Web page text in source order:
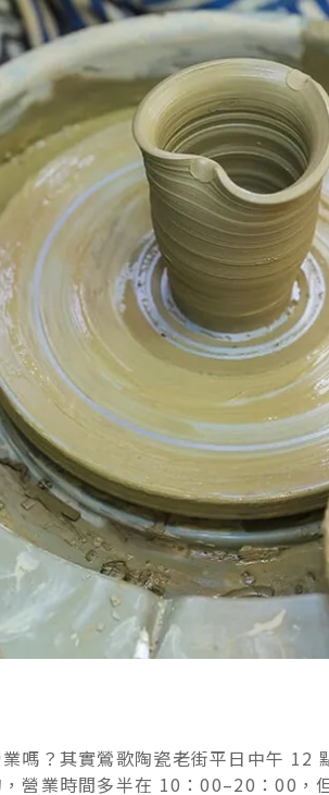
嗎？其實鶯歌陶瓷老街平日中午 12
營業時間多半在 10：00–20：00，